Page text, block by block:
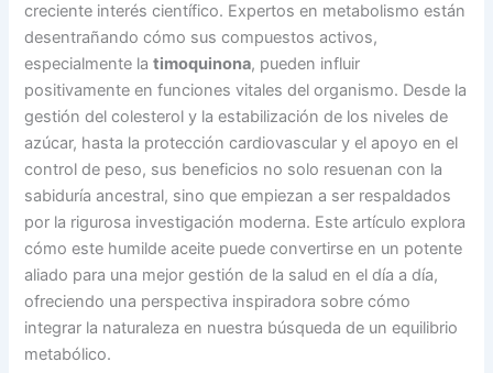
creciente interés científico. Expertos en metabolismo están
desentrañando cómo sus compuestos activos,
especialmente latimoquinona, pueden influir
positivamente en funciones vitales del organismo. Desde la
gestión del colesterol y la estabilización de los niveles de
azúcar, hasta la protección cardiovascular y el apoyo en el
control de peso, sus beneficios no solo resuenan con la
sabiduría ancestral, sino que empiezan a ser respaldados
por la rigurosa investigación moderna. Este artículo explora
cómo este humilde aceite puede convertirse en un potente
aliado para una mejor gestión de la salud en el día a día,
ofreciendo una perspectiva inspiradora sobre cómo
integrar la naturaleza en nuestra búsqueda de un equilibrio
metabólico.